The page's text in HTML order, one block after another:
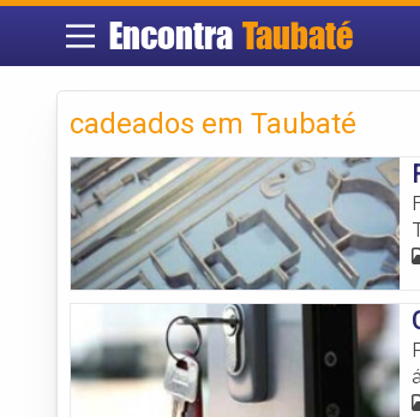
Encontra Taubaté
cadeados em Taubaté